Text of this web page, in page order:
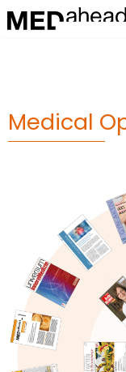
Medical